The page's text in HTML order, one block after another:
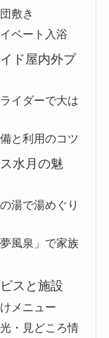
敷き
ベート入浴
ド屋内外プ
イダーで大は
と利用のコツ
水月の魅
湯で湯めぐり
風泉」で家族
スと施設
メニュー
・見どころ情